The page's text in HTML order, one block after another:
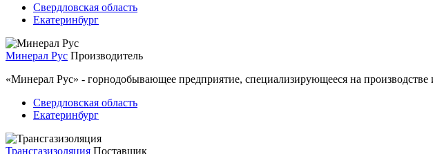
Свердловская область
Екатеринбург
Минерал Рус Производитель
«Минерал Рус» - горнодобывающее предприятие, специализирующееся на
Свердловская область
Екатеринбург
Трансгазизоляция Поставщик